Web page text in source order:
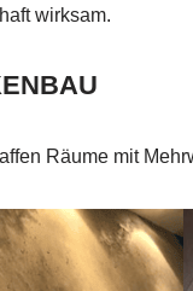
wirksam.
Räume mit